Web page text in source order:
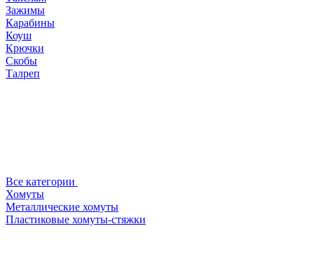
Зажимы
Карабины
Коуш
Крючки
Скобы
Талреп
Все категории
Хомуты
Металлические хомуты
Пластиковые хомуты-стяжки